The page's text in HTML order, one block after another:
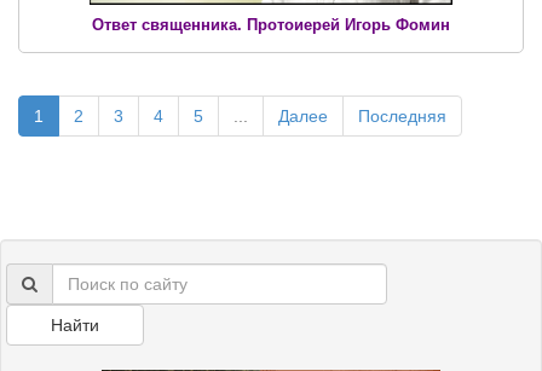
Ответ священника. Протоиерей Игорь Фомин
1 2 3 4 5 Далее Последняя
Найти